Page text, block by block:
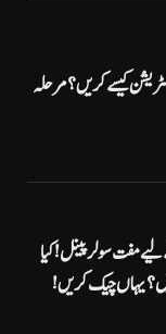
کیسے کریں؟ مرحلہ
گھروں کے لیے مفت سولر پینل! کیا
یہاں چیک کریں!